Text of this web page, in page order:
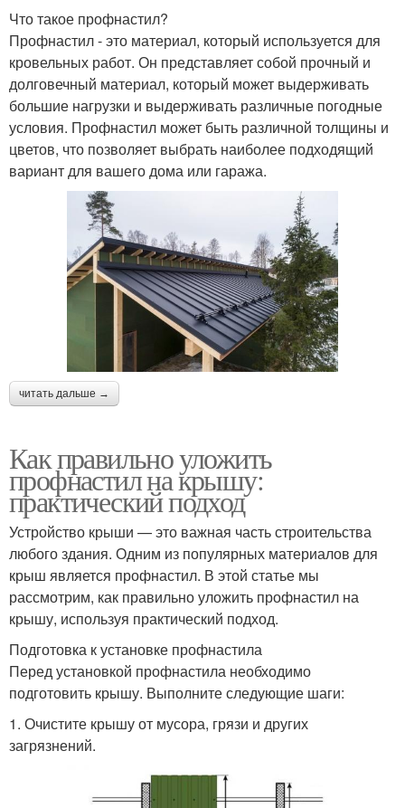
Что такое профнастил?
Профнастил - это материал, который используется для
кровельных работ. Он представляет собой прочный и
долговечный материал, который может выдерживать
большие нагрузки и выдерживать различные погодные
условия. Профнастил может быть различной толщины и
цветов, что позволяет выбрать наиболее подходящий
вариант для вашего дома или гаража.
читать дальше →
Как правильно уложить
профнастил на крышу:
практический подход
Устройство крыши — это важная часть строительства
любого здания. Одним из популярных материалов для
крыш является профнастил. В этой статье мы
рассмотрим, как правильно уложить профнастил на
крышу, используя практический подход.
Подготовка к установке профнастила
Перед установкой профнастила необходимо
подготовить крышу. Выполните следующие шаги:
1. Очистите крышу от мусора, грязи и других
загрязнений.